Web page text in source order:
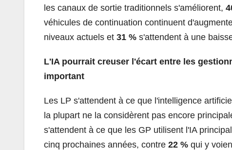
les canaux de sortie traditionnels s'améliorent,
véhicules de continuation continuent
niveaux actuels et 31 % s'attendent à une
L'IA pourrait creuser l'écart entre les
important
Les LP s'attendent à ce que l'intelligence
la plupart ne la considèrent pas encore
s'attendent à ce que les GP utilisent l'IA
cinq prochaines années, contre 22 % qui y